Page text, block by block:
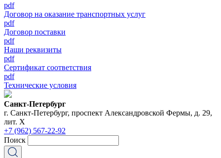
pdf
Договор на оказание транспортных услуг
pdf
Договор поставки
pdf
Наши реквизиты
pdf
Сертификат соответствия
pdf
Технические условия
Санкт-Петербург
г. Санкт-Петербург, проспект Александровской Фермы, д. 29,
лит. Х
+7 (962) 567-22-92
Поиск